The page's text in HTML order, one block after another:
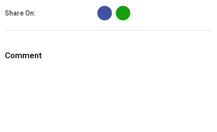
Share On:
B
Comment